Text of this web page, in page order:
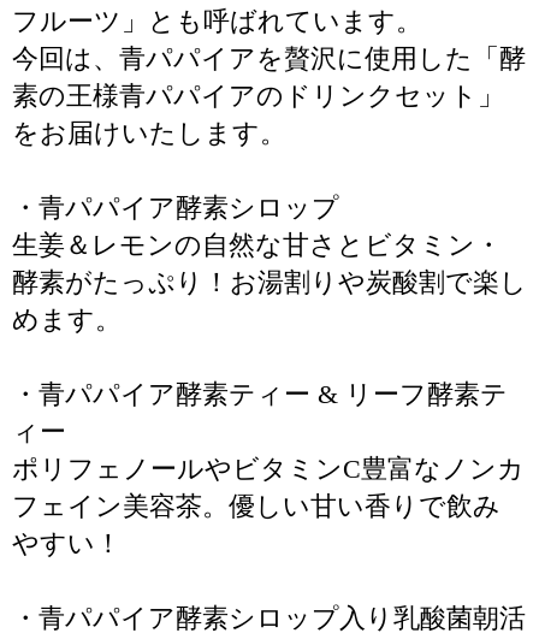
フルーツ」とも呼ばれています。
今回は、青パパイアを贅沢に使用した「酵
素の王様青パパイアのドリンクセット」
をお届けいたします。
・青パパイア酵素シロップ
生姜＆レモンの自然な甘さとビタミン・
酵素がたっぷり！お湯割りや炭酸割で楽し
めます。
・青パパイア酵素ティー & リーフ酵素テ
ィー
ポリフェノールやビタミンC豊富なノンカ
フェイン美容茶。優しい甘い香りで飲み
やすい！
・青パパイア酵素シロップ入り乳酸菌朝活